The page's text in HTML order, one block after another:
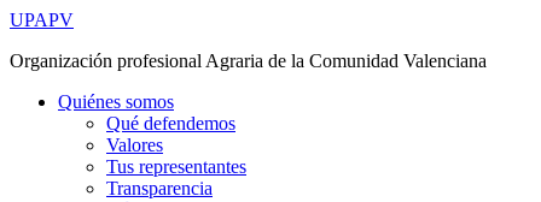
Ir
contenido
UPAPV
Organización profesional Agraria de la Comunidad Valenciana
Quiénes somos
Qué defendemos
Valores
Tus representantes
Transparencia